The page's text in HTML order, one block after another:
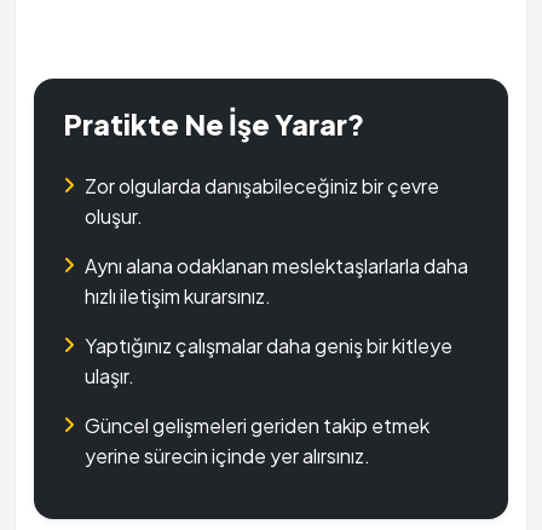
Pratikte Ne İşe Yarar?
Zor olgularda danışabileceğiniz bir çevre
oluşur.
Aynı alana odaklanan meslektaşlarlarla daha
hızlı iletişim kurarsınız.
Yaptığınız çalışmalar daha geniş bir kitleye
ulaşır.
Güncel gelişmeleri geriden takip etmek
yerine sürecin içinde yer alırsınız.